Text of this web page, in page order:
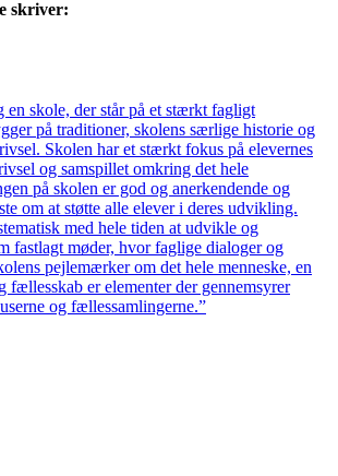
skriver:
en skole, der står på et stærkt fagligt
på traditioner, skolens særlige historie og
Skolen har et stærkt fokus på elevernes
og samspillet omkring det hele
på skolen er god og anerkendende og
om at støtte alle elever i deres udvikling.
med hele tiden at udvikle og
fastlagt møder, hvor faglige dialoger og
pejlemærker om det hele menneske, en
fællesskab er elementer der gennemsyrer
og fællessamlingerne.”